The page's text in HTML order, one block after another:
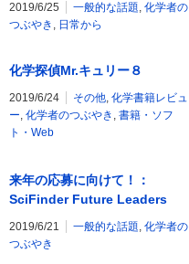
2019/6/25 一般的な話題, 化学者の
つぶやき , 日常から
化学探偵Mr.キュリー８
2019/6/24 その他, 化学書籍レビュ
ー, 化学者のつぶやき , 書籍・ソフ
ト・Web
来年の応募に向けて！：
SciFinder Future Leaders
2018 体験記
2019/6/21 一般的な話題, 化学者の
つぶやき